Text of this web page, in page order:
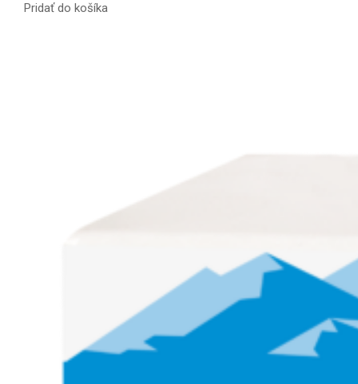
Pridať do košíka